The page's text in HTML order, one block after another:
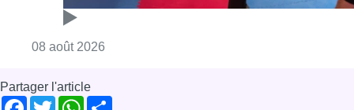
08 août 2026
Partager l'article
Facebook
TwitterWhatsApp